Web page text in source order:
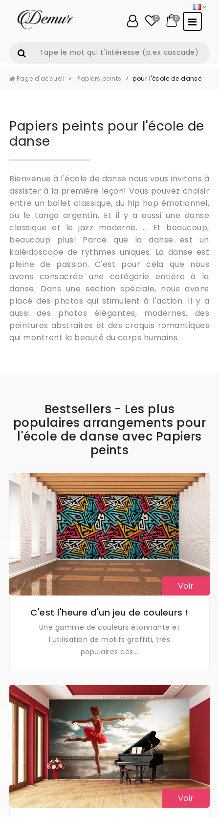
0 0
Page d'accueil Papiers peints pour l'école de danse
Papiers peints pour l'école de
danse
Bienvenue à l'école de danse nous vous invitons à
assister à la première leçon! Vous pouvez choisir
entre un ballet classique, du hip hop émotionnel,
ou le tango argentin. Et il y a aussi une danse
classique et le jazz moderne. ... Et beaucoup,
beaucoup plus! Parce que la danse est un
kaléidoscope de rythmes uniques. La danse est
pleine de passion. C'est pour cela que nous
avons consacrée une catégorie entière à la
danse. Dans une section spéciale, nous avons
placé des photos qui stimulent à l'action. Il y a
aussi des photos élégantes, modernes, des
peintures abstraites et des croquis romantiques
qui montrent la beauté du corps humains.
Bestsellers - Les plus
populaires arrangements pour
l'école de danse avec Papiers
peints
Voir
C'est l'heure d'un jeu de couleurs !
Une gamme de couleurs étonnante et
l'utilisation de motifs graffiti, très
populaires ces...
Voir